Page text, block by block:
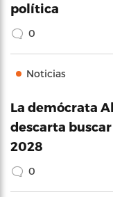
política
0
Noticias
La demócrata
descarta buscar
2028
0